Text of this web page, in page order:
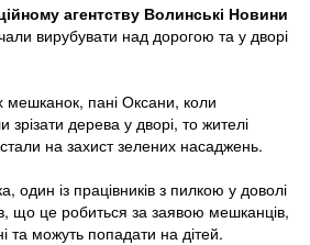
агентству Волинські Новини
вирубувати над дорогою та у дворі
мешканок, пані Оксани, коли
дерева у дворі, то жителі
стали на захист зелених насаджень.
один із працівників з пилкою у доволі
що це робиться за заявою мешканців,
та можуть попадати на дітей.